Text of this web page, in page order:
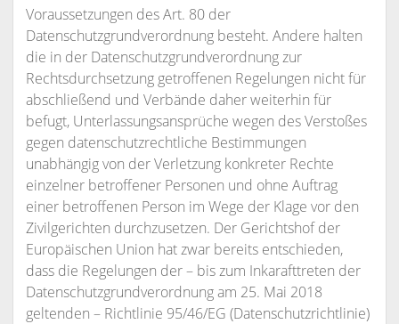
Voraussetzungen des Art. 80 der
Datenschutzgrundverordnung besteht. Andere halten
die in der Datenschutzgrundverordnung zur
Rechtsdurchsetzung getroffenen Regelungen nicht für
abschließend und Verbände daher weiterhin für
befugt, Unterlassungsansprüche wegen des Verstoßes
gegen datenschutzrechtliche Bestimmungen
unabhängig von der Verletzung konkreter Rechte
einzelner betroffener Personen und ohne Auftrag
einer betroffenen Person im Wege der Klage vor den
Zivilgerichten durchzusetzen. Der Gerichtshof der
Europäischen Union hat zwar bereits entschieden,
dass die Regelungen der – bis zum Inkarafttreten der
Datenschutzgrundverordnung am 25. Mai 2018
geltenden – Richtlinie 95/46/EG (Datenschutzrichtlinie)